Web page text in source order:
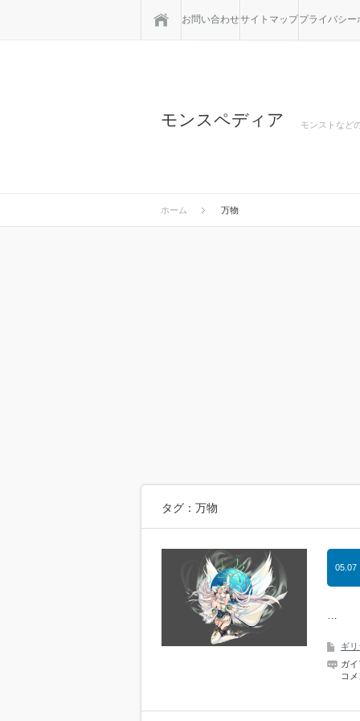
お問い合わせサイトマッププライバシー
モンスペディア モンストなど
ホーム 万物
タグ：万物
05.07
…
ギ
ガ
コ